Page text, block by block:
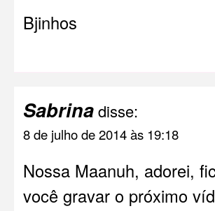
Bjinhos
Sabrinadisse:
8 de julho de 2014 às 19:18
Nossa Maanuh, adorei,
você gravar o próximo